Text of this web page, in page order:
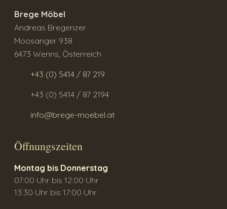
Brege Möbel
Andreas Bregenzer
Moosanger 938
6473 Wenns, Österreich
+43 (0) 5414 / 87 219
+43 (0) 5414 / 87 2194
info@brege-moebel.at
Öffnungszeiten
Montag bis Donnerstag
07:00 Uhr bis 12:00 Uhr
13:30 Uhr bis 17:00 Uhr